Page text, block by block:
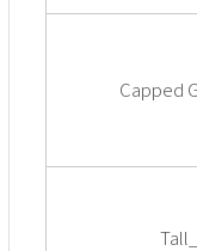
Capped